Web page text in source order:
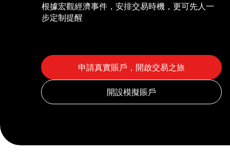
根據宏觀經濟事件，安排交易時機，更可先人一
步定制提醒